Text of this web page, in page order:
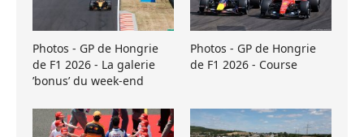
Photos - GP de Hongrie
de F1 2026 - La galerie
’bonus’ du week-end
Photos - GP de Hongrie
de F1 2026 - Course